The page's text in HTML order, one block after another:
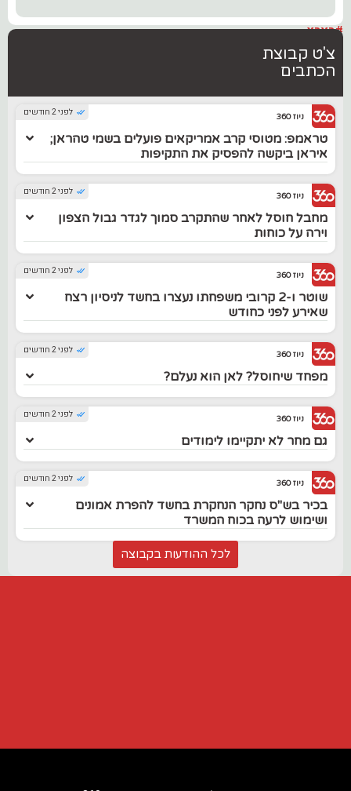
#בארץ
צ'ט קבוצת
הכתבים
לפני 2 חודשים ניוז 360
טראמפ: מטוסי קרב אמריקאים פועלים בשמי טהראן;
איראן ביקשה להפסיק את התקיפות
לפני 2 חודשים ניוז 360
מחבל חוסל לאחר שהתקרב סמוך לגדר גבול הצפון
וירה על כוחות
לפני 2 חודשים ניוז 360
שוטר ו-2 קרובי משפחתו נעצרו בחשד לניסיון רצח
שאירע לפני כחודש
לפני 2 חודשים ניוז 360
מפחד שיחוסל? לאן הוא נעלם?
לפני 2 חודשים ניוז 360
גם מחר לא יתקיימו לימודים
לפני 2 חודשים ניוז 360
בכיר בש"ס נחקר הנחקרת בחשד להפרת אמונים
ושימוש לרעה בכוח המשרד
לכל ההודעות בקבוצה